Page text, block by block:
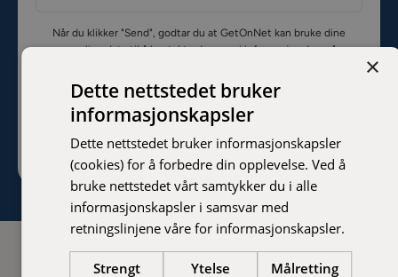
Når du klikker "Send", godtar du at GetOnNet kan bruke dine
personlige data til å kontakte deg og gi informasjon. Les våre
Få nettsidedesign
×
Dette nettstedet bruker
informasjonskapsler
Dette nettstedet bruker informasjonskapsler
(cookies) for å forbedre din opplevelse. Ved å
bruke nettstedet vårt samtykker du i alle
informasjonskapsler i samsvar med
retningslinjene våre for informasjonskapsler.
Strengt
Ytelse Målretting